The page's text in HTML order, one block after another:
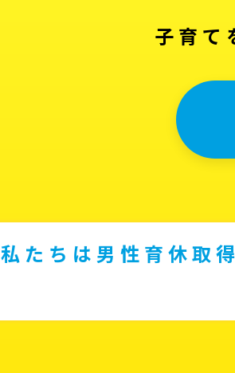
子育て
私たちは男性育休取